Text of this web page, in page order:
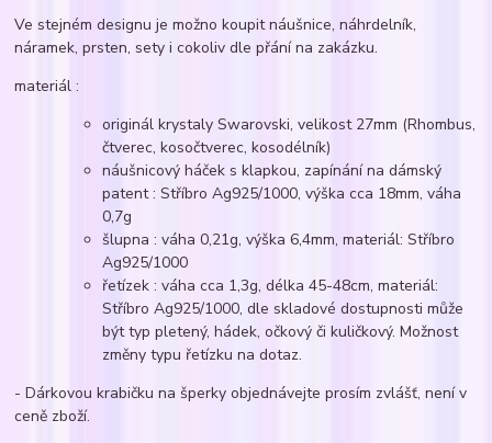
Ve stejném designu je možno koupit náušnice, náhrdelník,
náramek, prsten, sety i cokoliv dle přání na zakázku.
materiál :
originál krystaly Swarovski, velikost 27mm (Rhombus,
čtverec, kosočtverec, kosodélník)
náušnicový háček s klapkou, zapínání na dámský
patent : Stříbro Ag925/1000, výška cca 18mm, váha
0,7g
šlupna : váha 0,21g, výška 6,4mm, materiál: Stříbro
Ag925/1000
řetízek : váha cca 1,3g, délka 45-48cm, materiál:
Stříbro Ag925/1000, dle skladové dostupnosti může
být typ pletený, hádek, očkový či kuličkový. Možnost
změny typu řetízku na dotaz.
- Dárkovou krabičku na šperky objednávejte prosím zvlášť, není v
ceně zboží.